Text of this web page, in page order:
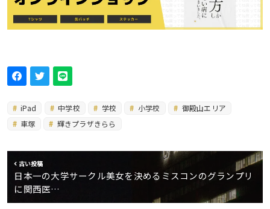
iPad 中学校 学校 小学校
御殿山エリア
車塚
輝きプラザきらら
古い投稿
日本一の大学サークル美女を決めるミスコンのグランプリ
に関西医…